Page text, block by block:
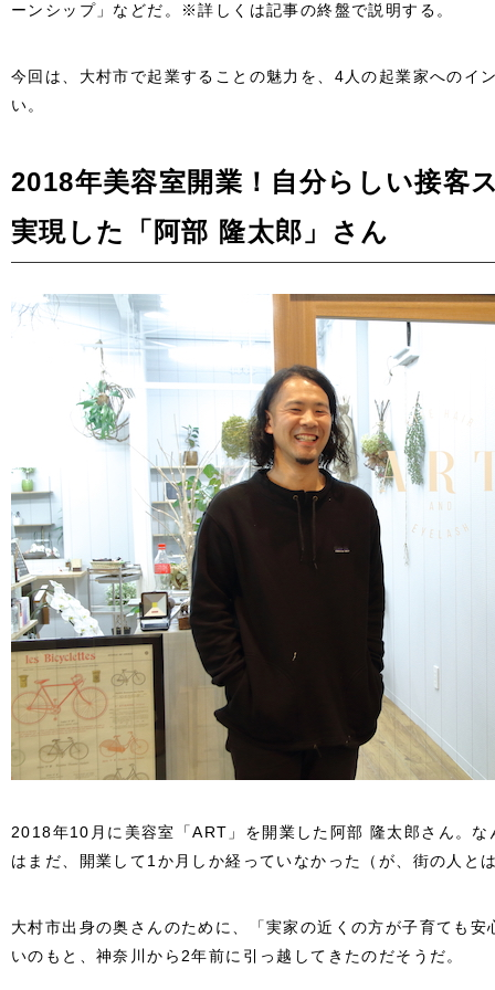
ーンシップ」などだ。※詳しくは記事の終盤で説明する。
今回は、大村市で起業することの魅力を、4人の起業家へのイ
い。
2018年美容室開業！自分らしい接客
実現した「阿部 隆太郎」さん
2018年10月に美容室「ART」を開業した阿部 隆太郎さん。
はまだ、開業して1か月しか経っていなかった（が、街の人と
大村市出身の奥さんのために、「実家の近くの方が子育ても
いのもと、神奈川から2年前に引っ越してきたのだそうだ。